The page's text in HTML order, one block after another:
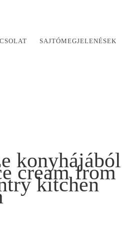
SAJTÓMEGJELENÉSEK
konyhájából
cream from
kitchen